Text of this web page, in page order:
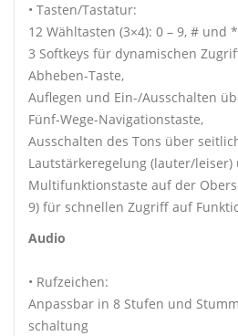
• Tasten/Tastatur:
12 Wähltasten (3×4): 0 – 9, # und
3 Softkeys für dynamischen
Abheben-Taste,
Auflegen und Ein-/Ausschalten
Fünf-Wege-Navigationstaste,
Ausschalten des Tons über
Lautstärkeregelung (lauter/leiser)
Multifunktionstaste auf der
9) für schnellen Zugriff auf
Audio
• Rufzeichen:
Anpassbar in 8 Stufen und
schaltung